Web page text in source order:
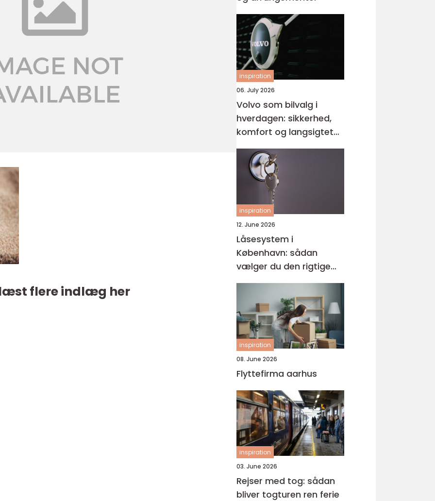
flere indlæg her
inspiration
06. July 2026
Volvo som bilvalg i
hverdagen: sikkerhed,
komfort og langsigtet
værdi
inspiration
12. June 2026
Låsesystem i
København: sådan
vælger du den rigtige
løsning
inspiration
08. June 2026
Flyttefirma aarhus
inspiration
03. June 2026
Rejser med tog: sådan
bliver togturen ren ferie